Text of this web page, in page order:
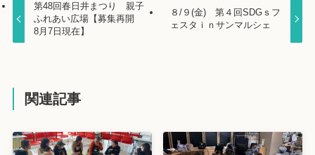
第48回春日井まつり 親子
ふれあい広場【募集再開
8月7日現在】
８/９(金) 第４回SDGｓフ
ェスタｉｎサンマルシェ
関連記事